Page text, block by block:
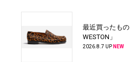
最近買ったもの
WESTON」
2026.8.7 UP NEW